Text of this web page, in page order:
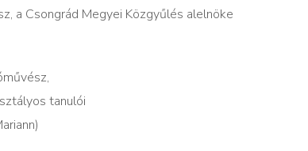
a Csongrád Megyei Közgyűlés alelnöke
tanulói